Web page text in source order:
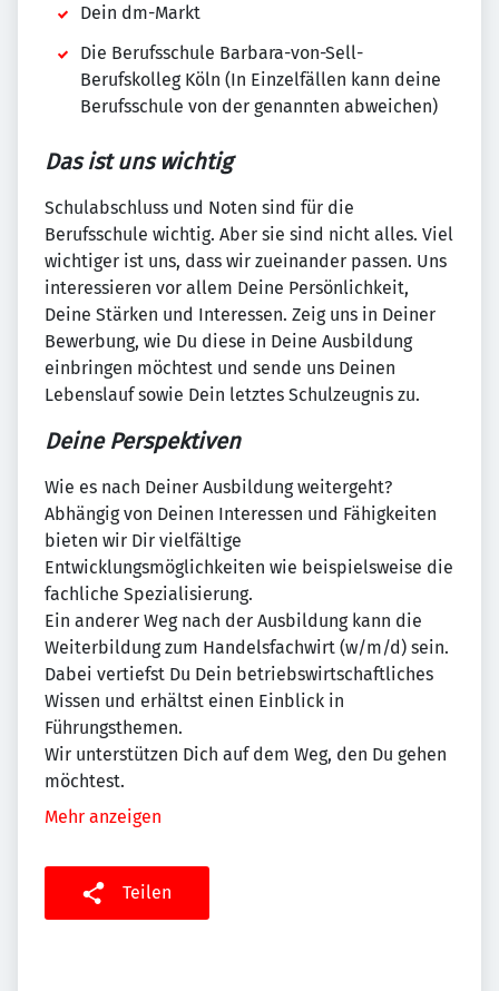
Dein dm-Markt
Die Berufsschule Barbara-von-Sell-
Berufskolleg Köln (In Einzelfällen kann deine
Berufsschule von der genannten abweichen)
Das ist uns wichtig
Schulabschluss und Noten sind für die
Berufsschule wichtig. Aber sie sind nicht alles. Viel
wichtiger ist uns, dass wir zueinander passen. Uns
interessieren vor allem Deine Persönlichkeit,
Deine Stärken und Interessen. Zeig uns in Deiner
Bewerbung, wie Du diese in Deine Ausbildung
einbringen möchtest und sende uns Deinen
Lebenslauf sowie Dein letztes Schulzeugnis zu.
Deine Perspektiven
Wie es nach Deiner Ausbildung weitergeht?
Abhängig von Deinen Interessen und Fähigkeiten
bieten wir Dir vielfältige
Entwicklungsmöglichkeiten wie beispielsweise die
fachliche Spezialisierung.
Ein anderer Weg nach der Ausbildung kann die
Weiterbildung zum Handelsfachwirt (w/m/d) sein.
Dabei vertiefst Du Dein betriebswirtschaftliches
Wissen und erhältst einen Einblick in
Führungsthemen.
Wir unterstützen Dich auf dem Weg, den Du gehen
möchtest.
Mehr anzeigen
Teilen